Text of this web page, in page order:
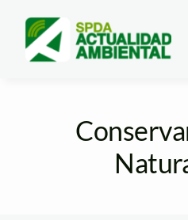
content